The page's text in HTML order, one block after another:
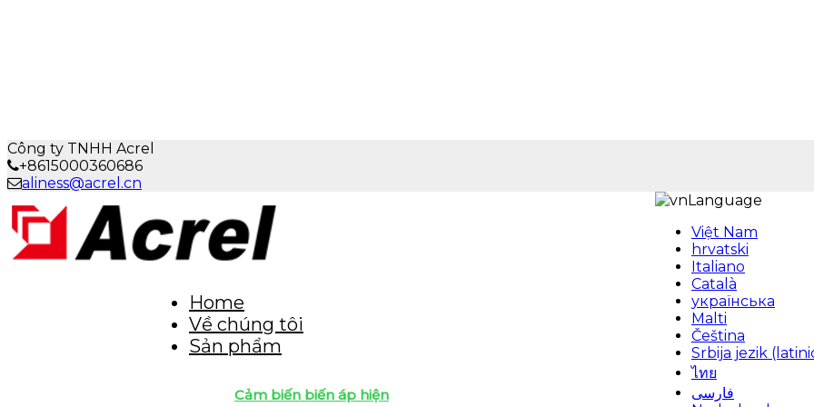
Công ty TNHH Acrel
+8615000360686
aliness@acrel.cn
Language
Việt Nam
hrvatski
Italiano
Català
українська
Malti
Čeština
Srbija jezik
ไทย
فارسی
Home
Về chúng tôi
Sản phẩm
Cảm biến biến áp hiện